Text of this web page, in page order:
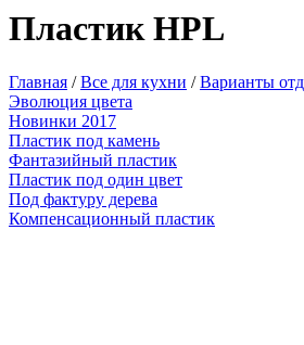
Пластик HPL
Главная /Все для кухни /Варианты
Эволюция цвета
Новинки 2017
Пластик под камень
Фантазийный пластик
Пластик под один цвет
Под фактуру дерева
Компенсационный пластик